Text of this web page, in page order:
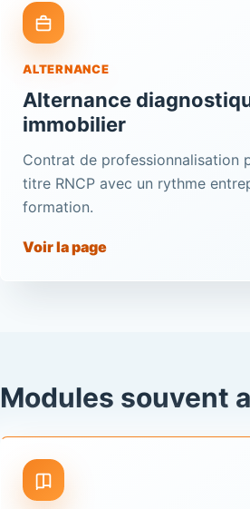
ALTERNANCE
Alternance
immobilier
Contrat de professionnalisation
titre RNCP avec un rythme
formation.
Voir la page
Modules souvent